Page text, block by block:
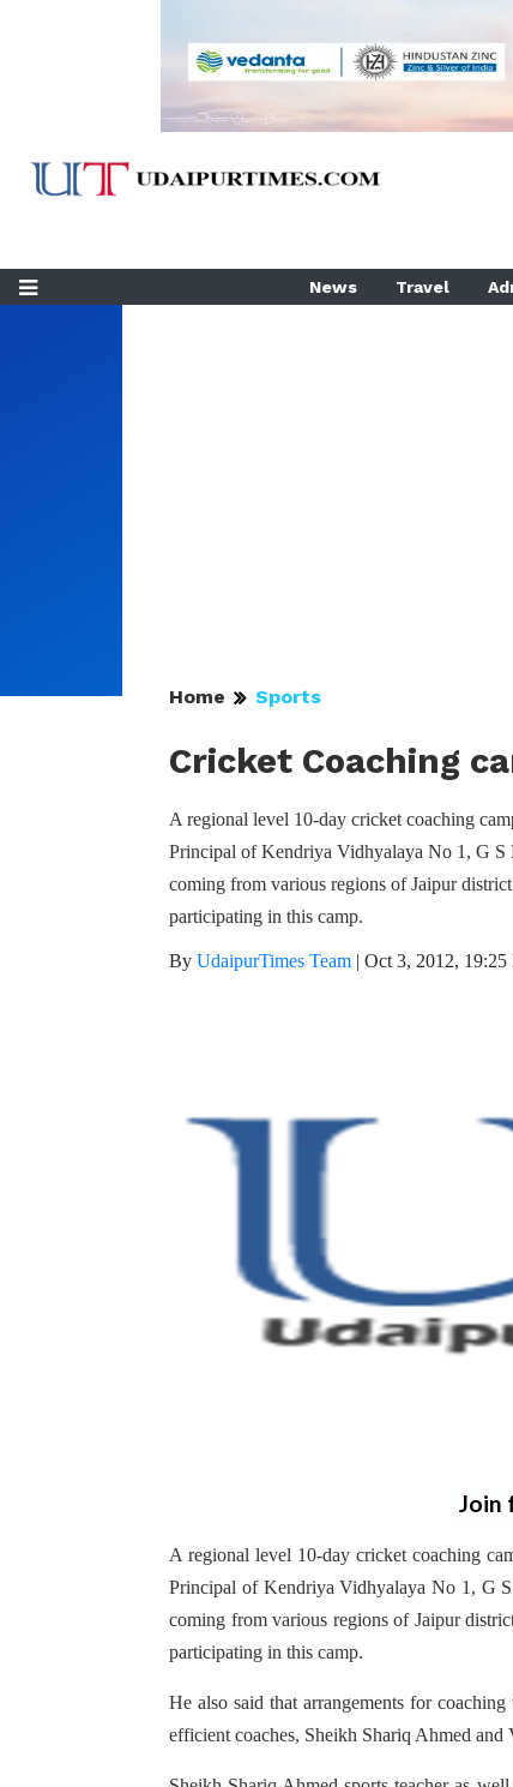
News Travel
Home Sports
Cricket Coaching
A regional level 10-day cricket coaching
Principal of Kendriya Vidhyalaya No 1, G S
coming from various regions of Jaipur
participating in this camp.
By UdaipurTimes Team | Oct 3, 2012, 19:25
Join
A regional level 10-day cricket coaching
Principal of Kendriya Vidhyalaya No 1, G S
coming from various regions of Jaipur
participating in this camp.
He also said that arrangements for
efficient coaches, Sheikh Shariq Ahmed